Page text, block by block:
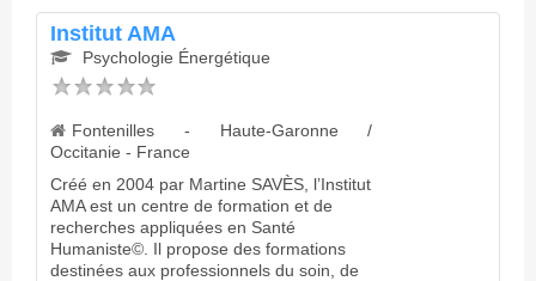
Institut AMA
Psychologie Énergétique
Fontenilles - Haute-Garonne /
Occitanie - France
Créé en 2004 par Martine SAVÈS, l’Institut
AMA est un centre de formation et de
recherches appliquées en Santé
Humaniste©. Il propose des formations
destinées aux professionnels du soin, de